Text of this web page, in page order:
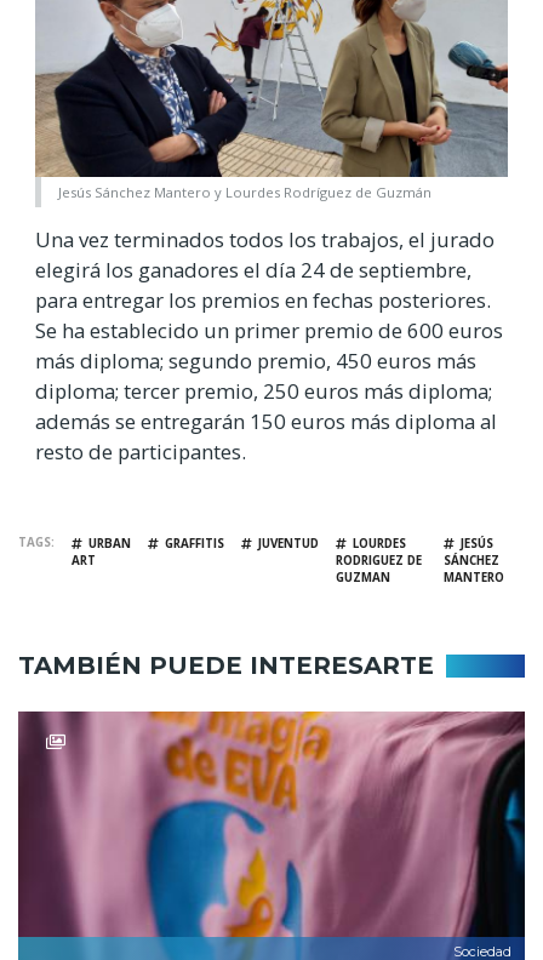
Jesús Sánchez Mantero y Lourdes Rodríguez de Guzmán
Una vez terminados todos los trabajos, el jurado
elegirá los ganadores el día 24 de septiembre,
para entregar los premios en fechas posteriores.
Se ha establecido un primer premio de 600 euros
más diploma; segundo premio, 450 euros más
diploma; tercer premio, 250 euros más diploma;
además se entregarán 150 euros más diploma al
resto de participantes.
TAGS
URBAN
ART
GRAFFITIS JUVENTUD
LOURDES
RODRIGUEZ DE
GUZMAN
JESÚS
SÁNCHEZ
MANTERO
TAMBIÉN PUEDE INTERESARTE
Sociedad